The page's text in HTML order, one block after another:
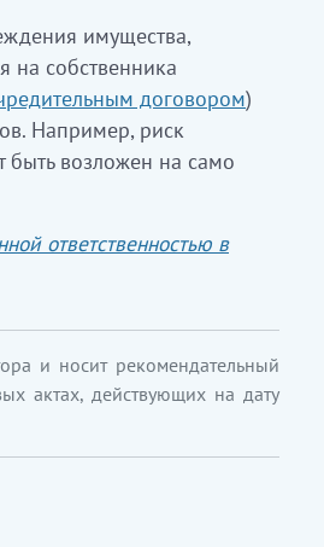
имущества,
на собственника
договором)
Например, риск
возложен на само
ответственностью в
и носит рекомендательный
актах, действующих на дату